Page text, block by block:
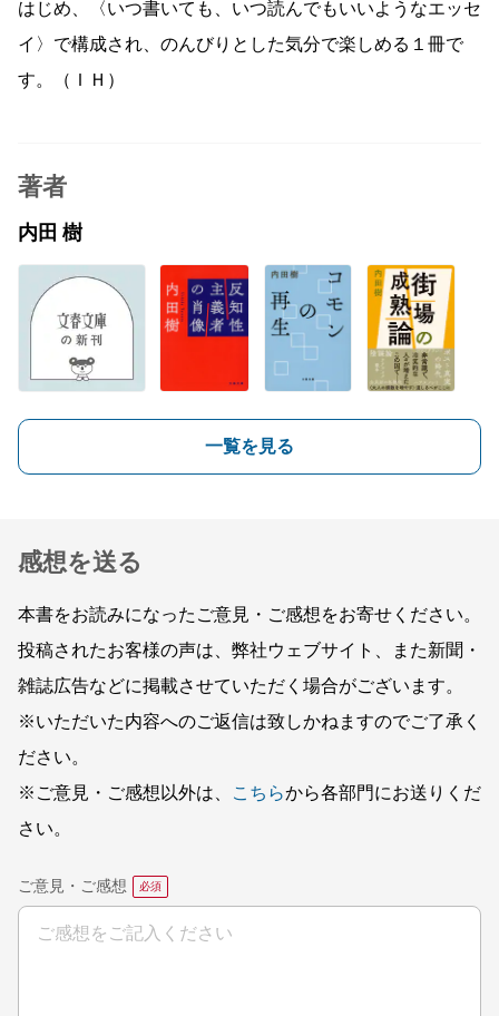
はじめ、〈いつ書いても、いつ読んでもいいようなエッセ
イ〉で構成され、のんびりとした気分で楽しめる１冊で
す。（ＩＨ）
著者
内田 樹
一覧を見る
感想を送る
本書をお読みになったご意見・ご感想をお寄せください。
投稿されたお客様の声は、弊社ウェブサイト、また新聞・
雑誌広告などに掲載させていただく場合がございます。
※いただいた内容へのご返信は致しかねますのでご了承く
ださい。
※ご意見・ご感想以外は、
こちらから各部門にお送りくだ
さい。
ご意見・ご感想